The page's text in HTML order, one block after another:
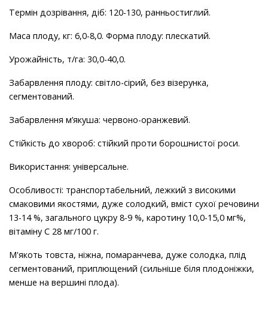
Термін дозрівання, діб: 120-130, ранньостиглий.
Маса плоду, кг: 6,0-8,0. Форма плоду: плескатий.
Урожайність, т/га: 30,0-40,0.
Забарвлення плоду: світло-сірий, без візерунка,
сегментований.
Забарвлення м’якуша: червоно-оранжевий.
Стійкість до хвороб: стійкий проти борошнистої роси.
Використання: універсальне.
Особливості: транспортабельний, лежкий з високими
смаковими якостями, дуже солодкий, вміст сухої речовини
13-14 %, загального цукру 8-9 %, каротину 10,0-15,0 мг%,
вітаміну С 28 мг/100 г.
М'якоть товста, ніжна, помаранчева, дуже солодка, плід
сегментований, приплющений (сильніше біля плодоніжки,
менше на вершині плода).